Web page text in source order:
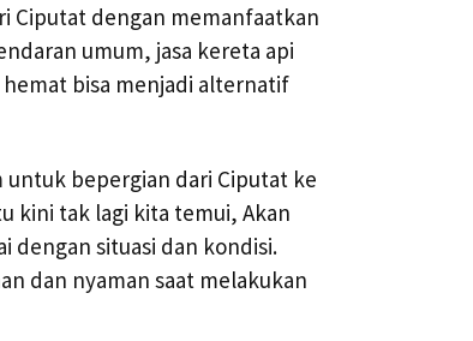
Ciputat dengan memanfaatkan
umum, jasa kereta api
bisa menjadi alternatif
untuk bepergian dari Ciputat ke
kini tak lagi kita temui, Akan
dengan situasi dan kondisi.
dan nyaman saat melakukan